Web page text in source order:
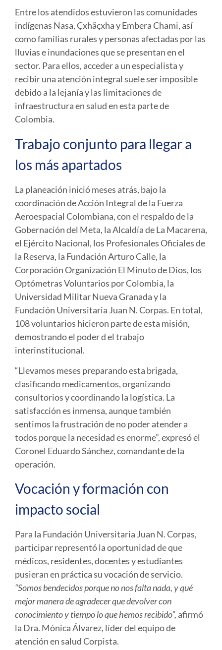
Entre los atendidos estuvieron las comunidades
indígenas Nasa, Çxhãçxha y Embera Chami, así
como familias rurales y personas afectadas por las
lluvias e inundaciones que se presentan en el
sector. Para ellos, acceder a un especialista y
recibir una atención integral suele ser imposible
debido a la lejanía y las limitaciones de
infraestructura en salud en esta parte de
Colombia.
Trabajo conjunto para llegar a
los más apartados
La planeación inició meses atrás, bajo la
coordinación de Acción Integral de la Fuerza
Aeroespacial Colombiana, con el respaldo de la
Gobernación del Meta, la Alcaldía de La Macarena,
el Ejército Nacional, los Profesionales Oficiales de
la Reserva, la Fundación Arturo Calle, la
Corporación Organización El Minuto de Dios, los
Optómetras Voluntarios por Colombia, la
Universidad Militar Nueva Granada y la
Fundación Universitaria Juan N. Corpas. En total,
108 voluntarios hicieron parte de esta misión,
demostrando el poder d el trabajo
interinstitucional.
“Llevamos meses preparando esta brigada,
clasificando medicamentos, organizando
consultorios y coordinando la logística. La
satisfacción es inmensa, aunque también
sentimos la frustración de no poder atender a
todos porque la necesidad es enorme”, expresó el
Coronel Eduardo Sánchez, comandante de la
operación.
Vocación y formación con
impacto social
Para la Fundación Universitaria Juan N. Corpas,
participar representó la oportunidad de que
médicos, residentes, docentes y estudiantes
pusieran en práctica su vocación de servicio.
“Somos bendecidos porque no nos falta nada, y qué
mejor manera de agradecer que devolver con
conocimiento y tiempo lo que hemos recibido”, afirmó
la Dra. Mónica Álvarez, líder del equipo de
atención en salud Corpista.